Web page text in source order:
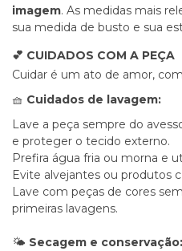
imagem. As medidas mais
sua medida de busto e sua
💕 CUIDADOS COM A PEÇA
Cuidar é um ato de amor,
🧺 Cuidados de lavagem:
Lave a peça sempre do
e proteger o tecido externo.
Prefira água fria ou morna e
Evite alvejantes ou produtos
Lave com peças de cores
primeiras lavagens.
🌤️ Secagem e conservação: